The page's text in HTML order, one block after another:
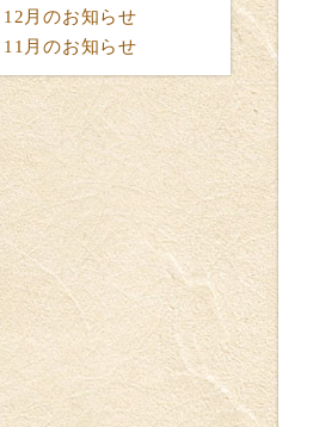
12月のお知らせ
11月のお知らせ